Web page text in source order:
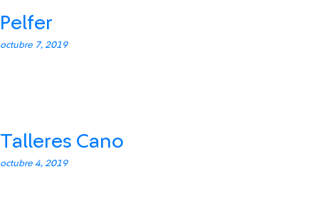
Pelfer
octubre 7, 2019
Talleres Cano
octubre 4, 2019